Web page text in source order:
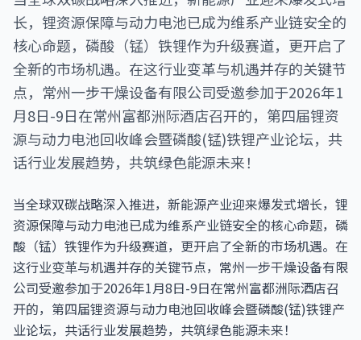
长，锂资源保障与动力电池已成为维系产业链安全的
核心命题，磷酸（锰）铁锂作为升级赛道，更开启了
全新的市场机遇。在这行业变革与机遇并存的关键节
点，常州一步干燥设备有限公司受邀参加于2026年1
月8日-9日在常州富都洲际酒店召开的，第四届锂资
源与动力电池回收峰会暨磷酸(锰)铁锂产业论坛，共
话行业发展趋势，共筑绿色能源未来！
当全球双碳战略深入推进，新能源产业迎来爆发式增长，锂
资源保障与动力电池已成为维系产业链安全的核心命题，磷
酸（锰）铁锂作为升级赛道，更开启了全新的市场机遇。在
这行业变革与机遇并存的关键节点，常州一步干燥设备有限
公司受邀参加于2026年1月8日-9日在常州富都洲际酒店召
开的，第四届锂资源与动力电池回收峰会暨磷酸(锰)铁锂产
业论坛，共话行业发展趋势，共筑绿色能源未来！